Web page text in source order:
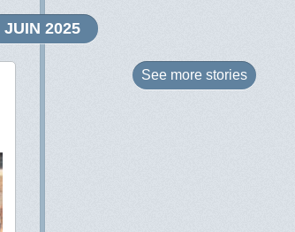
JUIN 2025
See more stories